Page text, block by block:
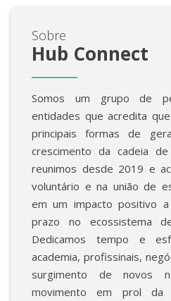
Sobre
Hub Connect
Somos um grupo de
entidades que acredita
principais formas de
crescimento da cadeia
reunimos desde 2019 e
voluntário e na união de
em um impacto positivo
prazo no ecossistema
Dedicamos tempo e
academia, profissinais,
surgimento de novos
movimento em prol da